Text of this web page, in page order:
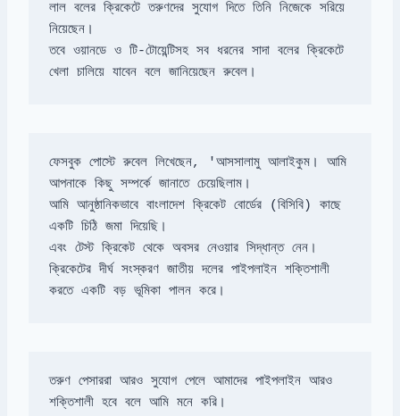
লাল বলের ক্রিকেটে তরুণদের সুযোগ দিতে তিনি নিজেকে সরিয়ে
তবে ওয়ানডে ও টি-টোয়েন্টিসহ সব ধরনের সাদা বলের ক্রিকেটে
খেলা চালিয়ে যাবেন বলে জানিয়েছেন রুবেল।
ফেসবুক পোস্টে রুবেল লিখেছেন, 'আসসালামু আলাইকুম। আমি
আমি আনুষ্ঠানিকভাবে বাংলাদেশ ক্রিকেট বোর্ডের (বিসিবি) কাছে
ক্রিকেটের দীর্ঘ সংস্করণ জাতীয় দলের পাইপলাইন শক্তিশালী
করতে একটি বড় ভূমিকা পালন করে।
তরুণ পেসাররা আরও সুযোগ পেলে আমাদের পাইপলাইন আরও